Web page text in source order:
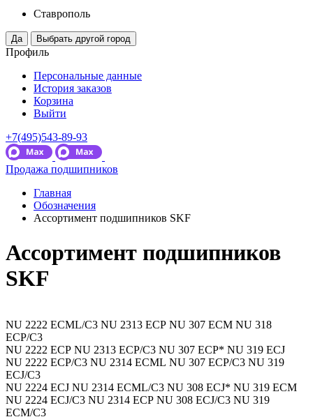
Ставрополь
Профиль
Персональные данные
История заказов
Корзина
Выйти
+7(495)543-89-93
Продажа подшипников
Главная
Обозначения
Ассортимент подшипников SKF
Ассортимент подшипников
SKF
NU 2222 ECML/C3 NU 2313 ECP NU 307 ECM NU 318
ECP/C3
NU 2222 ECP NU 2313 ECP/C3 NU 307 ECP* NU 319 ECJ
NU 2222 ECP/C3 NU 2314 ECML NU 307 ECP/C3 NU 319
ECJ/C3
NU 2224 ECJ NU 2314 ECML/C3 NU 308 ECJ* NU 319 ECM
NU 2224 ECJ/C3 NU 2314 ECP NU 308 ECJ/C3 NU 319
ECM/C3